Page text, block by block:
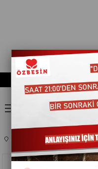
TEMIZLIK ÜRÜNLERI
Sıralama